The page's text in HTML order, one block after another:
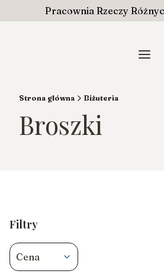
Pracownia Rzeczy
Menu
Strona główna Biżuteria
Broszki
Filtry
Cena